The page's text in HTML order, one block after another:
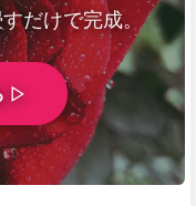
だけで完成。
▷